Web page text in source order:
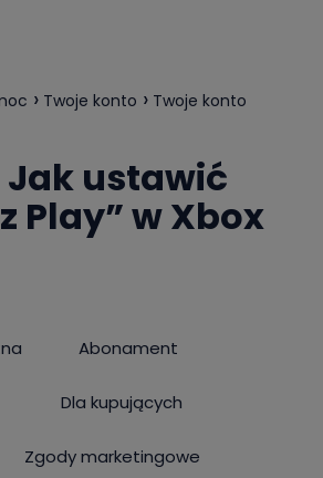
Twoje konto Twoje konto
ustawić
Play” w Xbox
Abonament
Dla kupujących
Zgody marketingowe